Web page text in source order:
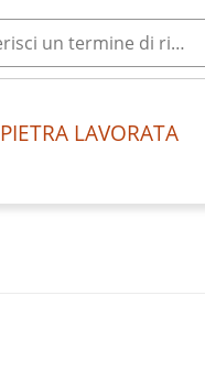
PIETRA LAVORATA